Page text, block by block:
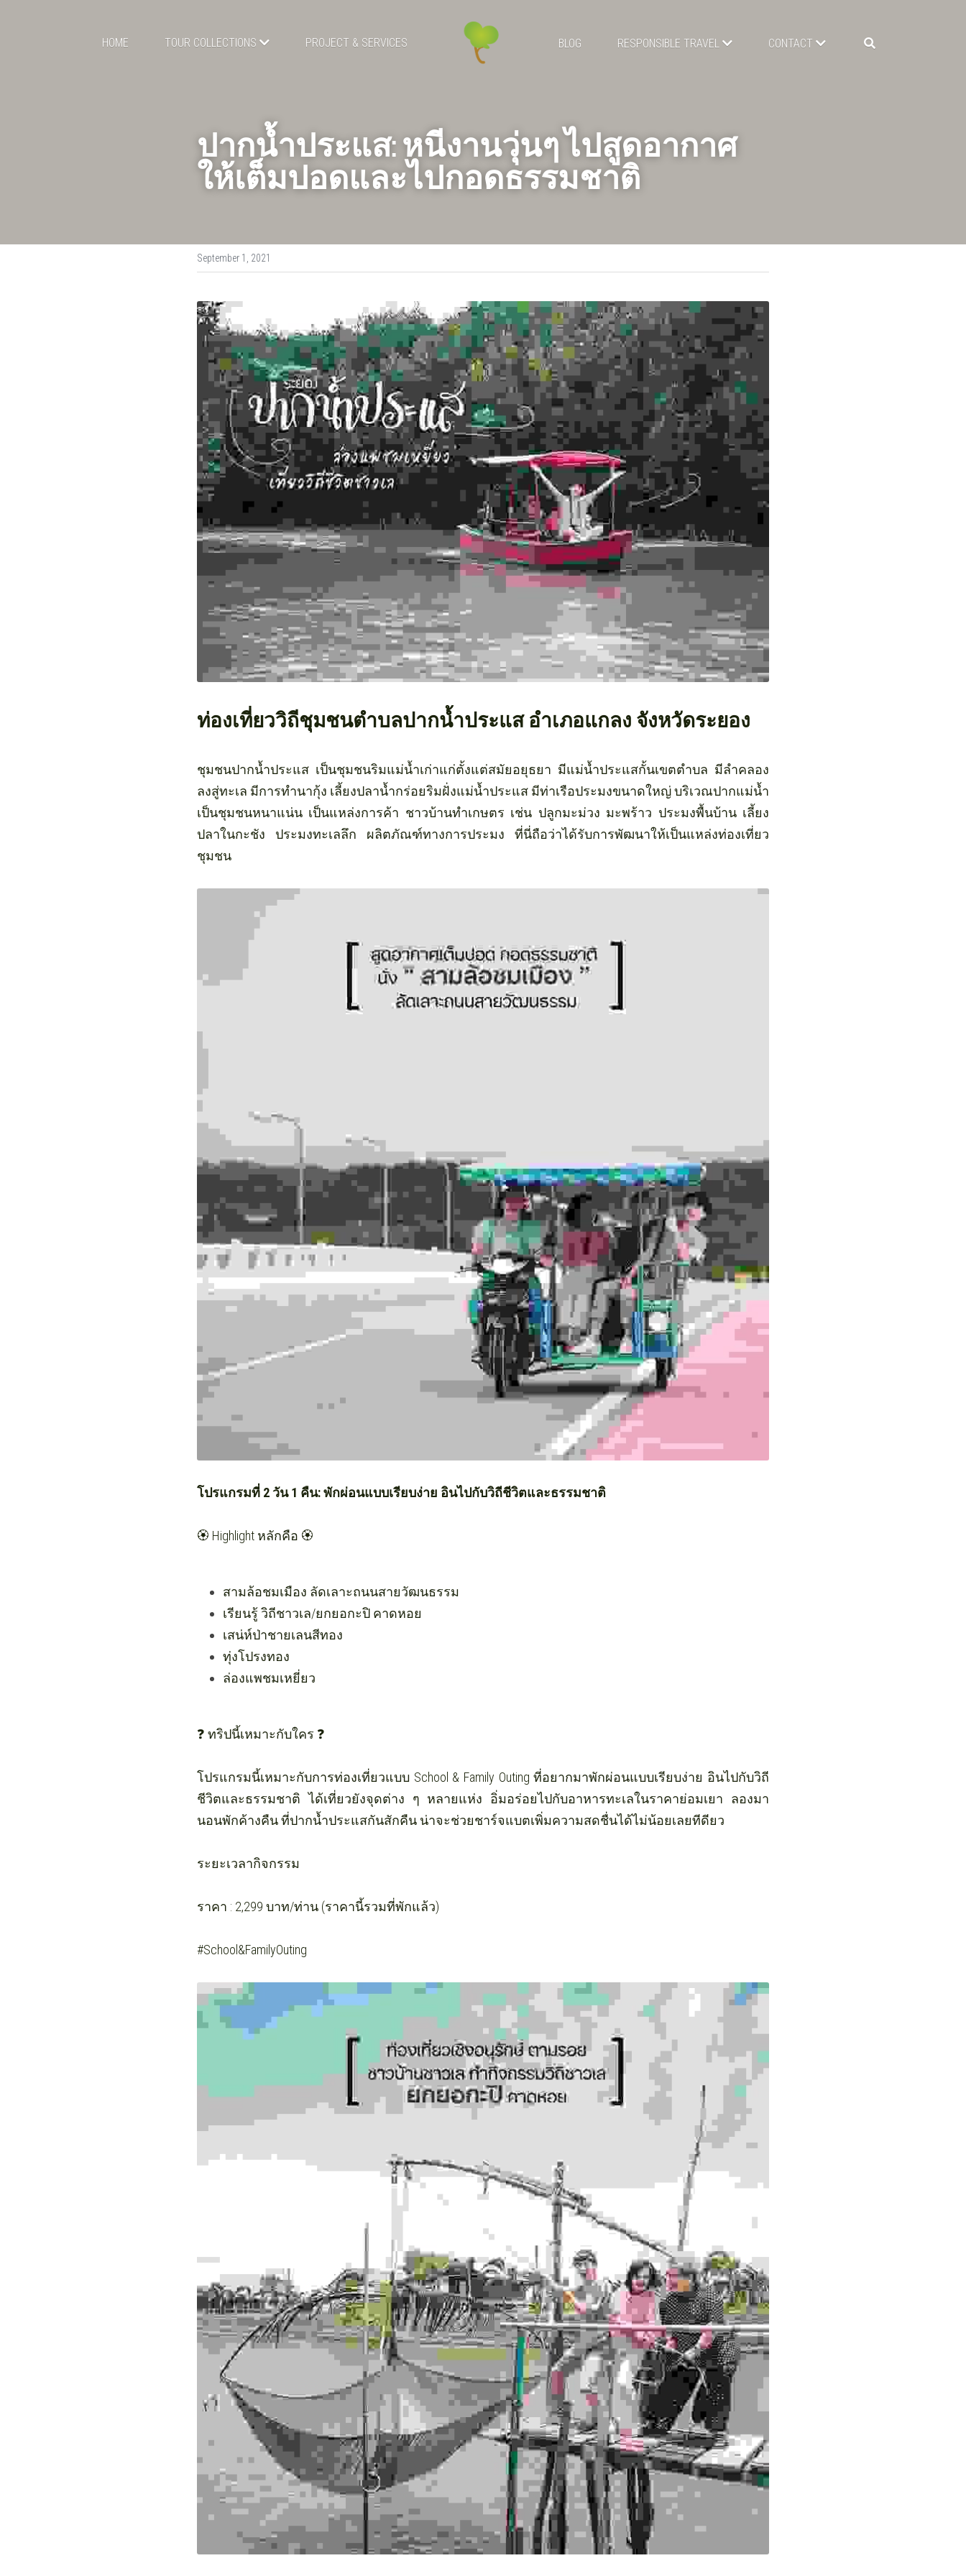
HOME TOUR COLLECTIONS PROJECT & SERVICES BLOG RESPONSIBLE TRAVEL CONTACT
ปากน้ำประแส: หนีงานวุ่นๆ ไปสูดอากาศ
ให้เต็มปอดและไปกอดธรรมชาติ
September 1, 2021
ท่องเที่ยววิถีชุมชนตำบลปากน้ำประแส อำเภอแกลง จังหวัดระยอง
ชุมชนปากน้ำประแส เป็นชุมชนริมแม่น้ำเก่าแก่ตั้งแต่สมัยอยุธยา มีแม่น้ำประแสกั้นเขตตำบล มีลำคลอง
ลงสู่ทะเล มีการทำนากุ้ง เลี้ยงปลาน้ำกร่อยริมฝั่งแม่น้ำประแส มีท่าเรือประมงขนาดใหญ่ บริเวณปากแม่น้ำ
เป็นชุมชนหนาแน่น เป็นแหล่งการค้า ชาวบ้านทำเกษตร เช่น ปลูกมะม่วง มะพร้าว ประมงพื้นบ้าน เลี้ยง
ปลาในกะชัง ประมงทะเลลึก ผลิตภัณฑ์ทางการประมง ที่นี่ถือว่าได้รับการพัฒนาให้เป็นแหล่งท่องเที่ยว
ชุมชน
โปรแกรมที่ 2 วัน 1 คืน: พักผ่อนแบบเรียบง่าย อินไปกับวิถีชีวิตและธรรมชาติ
🏵️ Highlight หลักคือ 🏵️
สามล้อชมเมือง ลัดเลาะถนนสายวัฒนธรรม
เรียนรู้ วิถีชาวเล/ยกยอกะปิ คาดหอย
เสน่ห์ป่าชายเลนสีทอง
ทุ่งโปรงทอง
ล่องแพชมเหยี่ยว
❓ ทริปนี้เหมาะกับใคร ❓
โปรแกรมนี้เหมาะกับการท่องเที่ยวแบบ School & Family Outing ที่อยากมาพักผ่อนแบบเรียบง่าย อินไปกับวิถี
ชีวิตและธรรมชาติ ได้เที่ยวยังจุดต่าง ๆ หลายแห่ง อิ่มอร่อยไปกับอาหารทะเลในราคาย่อมเยา ลองมา
นอนพักค้างคืน ที่ปากน้ำประแสกันสักคืน น่าจะช่วยชาร์จแบตเพิ่มความสดชื่นได้ไม่น้อยเลยทีดียว
ระยะเวลากิจกรรม
ราคา : 2,299 บาท/ท่าน (ราคานี้รวมที่พักแล้ว)
#School&FamilyOuting